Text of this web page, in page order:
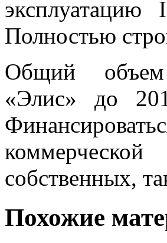
Полностью
Общий объем
«Элис» до
собственных,
Похожие